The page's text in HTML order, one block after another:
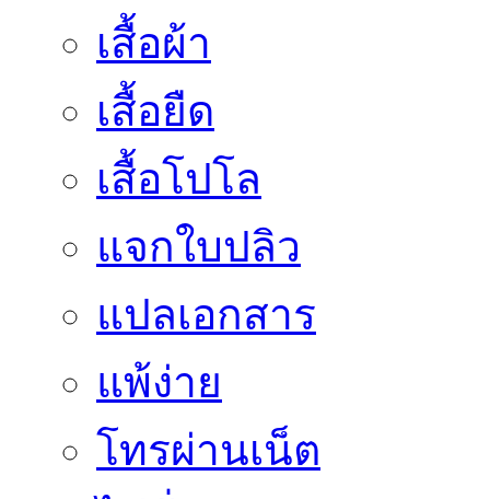
เสื้อผ้า
เสื้อยืด
เสื้อโปโล
แจกใบปลิว
แปลเอกสาร
แพ้ง่าย
โทรผ่านเน็ต